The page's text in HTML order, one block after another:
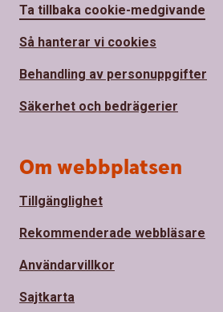
Ta tillbaka cookie-medgivande
Så hanterar vi cookies
Behandling av personuppgifter
Säkerhet och bedrägerier
Om webbplatsen
Tillgänglighet
Rekommenderade webbläsare
Användarvillkor
Sajtkarta